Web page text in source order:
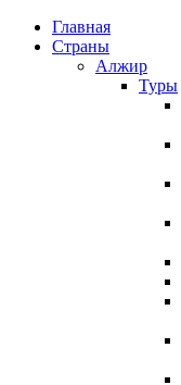
Главная
Страны
Алжир
Туры